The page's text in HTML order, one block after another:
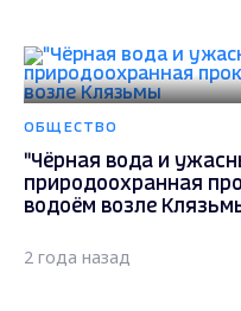
ОБЩЕСТВО
"Чёрная вода и
природоохранная
водоём возле
2 года назад